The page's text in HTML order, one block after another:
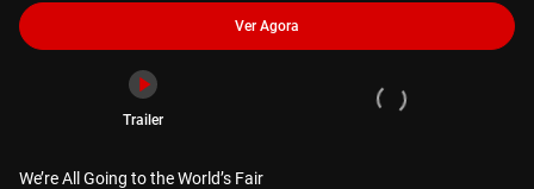
Ver Agora
Trailer
We’re All Going to the World’s Fair